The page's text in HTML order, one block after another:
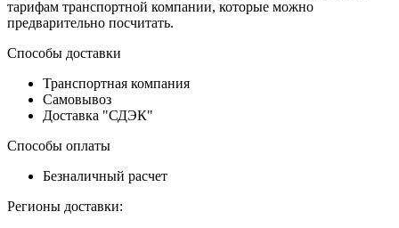
тарифам транспортной компании, которые можно
предварительно посчитать.
Способы доставки
Транспортная компания
Самовывоз
Доставка "СДЭК"
Способы оплаты
Безналичный расчет
Регионы доставки: